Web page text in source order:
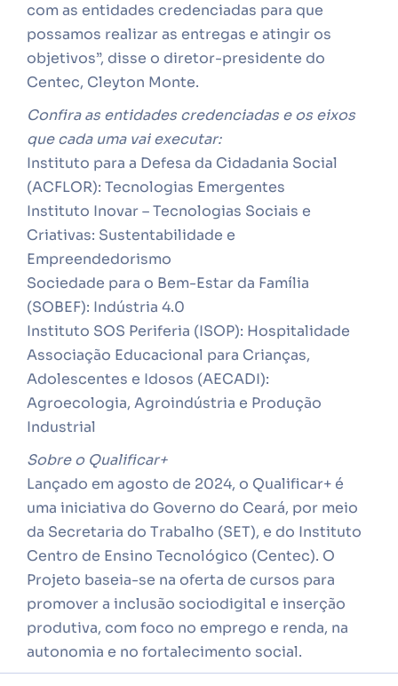
com as entidades credenciadas para que
possamos realizar as entregas e atingir os
objetivos”, disse o diretor-presidente do
Centec, Cleyton Monte.
Confira as entidades credenciadas e os eixos
que cada uma vai executar:
Instituto para a Defesa da Cidadania Social
(ACFLOR): Tecnologias Emergentes
Instituto Inovar – Tecnologias Sociais e
Criativas: Sustentabilidade e
Empreendedorismo
Sociedade para o Bem-Estar da Família
(SOBEF): Indústria 4.0
Instituto SOS Periferia (ISOP): Hospitalidade
Associação Educacional para Crianças,
Adolescentes e Idosos (AECADI):
Agroecologia, Agroindústria e Produção
Industrial
Sobre o Qualificar+
Lançado em agosto de 2024, o Qualificar+ é
uma iniciativa do Governo do Ceará, por meio
da Secretaria do Trabalho (SET), e do Instituto
Centro de Ensino Tecnológico (Centec). O
Projeto baseia-se na oferta de cursos para
promover a inclusão sociodigital e inserção
produtiva, com foco no emprego e renda, na
autonomia e no fortalecimento social.